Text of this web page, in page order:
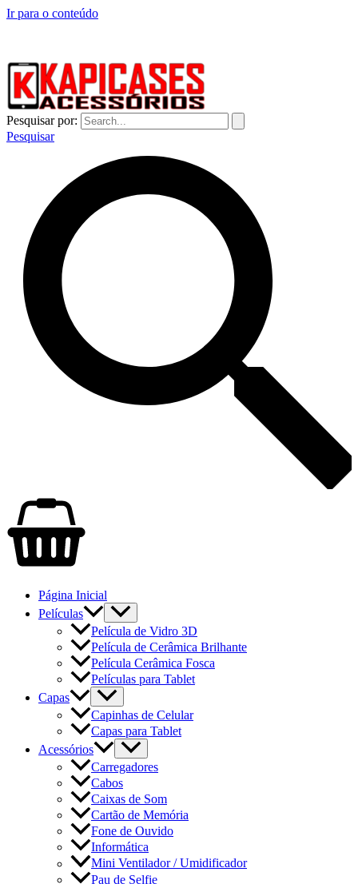
Ir para o conteúdo
Pesquisar por:
Pesquisar
Página Inicial
Películas
Película de Vidro 3D
Película de Cerâmica Brilhante
Película Cerâmica Fosca
Películas para Tablet
Capas
Capinhas de Celular
Capas para Tablet
Acessórios
Carregadores
Cabos
Caixas de Som
Cartão de Memória
Fone de Ouvido
Informática
Mini Ventilador / Umidificador
Pau de Selfie